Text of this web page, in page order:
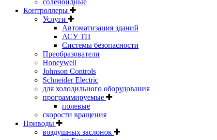
Контроллеры
Услуги
Автоматизация зданий
АСУ ТП
Системы безопасности
Преобразователи
Honeywell
Johnson Controls
Schneider Electric
для холодильного оборудования
программируемые
полевые
скорости вращения
Приводы
воздушных заслонок